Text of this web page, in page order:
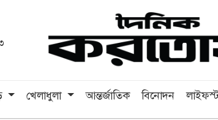
খেলাধুলা আন্তর্জাতিক বিনোদন